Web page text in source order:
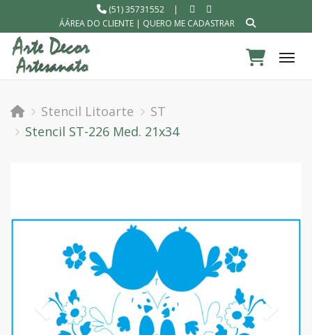
(51) 35731552
|
ÁÁREA DO CLIENTE| QUERO ME CADASTRAR
Stencil Litoarte
ST
Stencil ST-226 Med. 21x34